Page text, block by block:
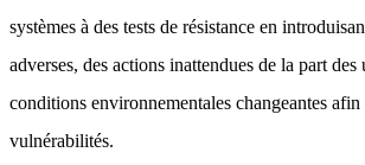
systèmes à des tests de résistance en
adverses, des actions inattendues de la part des
conditions environnementales changeantes afin
vulnérabilités.